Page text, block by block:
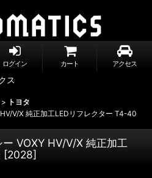
ログイン カート アクセス
> トヨタ
V/X 純正加工LEDリフレクター T4-40
VOXY HV/V/X 純正加工
[2028]